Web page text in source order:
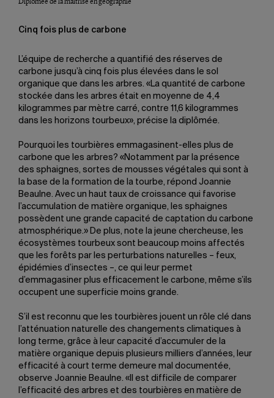
Cinq fois plus de carbone
L’équipe de recherche a quantifié des réserves de
carbone jusqu’à cinq fois plus élevées dans le sol
organique que dans les arbres. «La quantité de carbone
stockée dans les arbres était en moyenne de 4,4
kilogrammes par mètre carré, contre 11,6 kilogrammes
dans les horizons tourbeux», précise la diplômée.
Pourquoi les tourbières emmagasinent-elles plus de
carbone que les arbres? «Notamment par la présence
des sphaignes, sortes de mousses végétales qui sont à
la base de la formation de la tourbe, répond Joannie
Beaulne. Avec un haut taux de croissance qui favorise
l’accumulation de matière organique, les sphaignes
possèdent une grande capacité de captation du carbone
atmosphérique.» De plus, note la jeune chercheuse, les
écosystèmes tourbeux sont beaucoup moins affectés
que les forêts par les perturbations naturelles – feux,
épidémies d’insectes –, ce qui leur permet
d’emmagasiner plus efficacement le carbone, même s’ils
occupent une superficie moins grande.
S’il est reconnu que les tourbières jouent un rôle clé dans
l’atténuation naturelle des changements climatiques à
long terme, grâce à leur capacité d’accumuler de la
matière organique depuis plusieurs milliers d’années, leur
efficacité à court terme demeure mal documentée,
observe Joannie Beaulne. «Il est difficile de comparer
l’efficacité des arbres et des tourbières en matière de